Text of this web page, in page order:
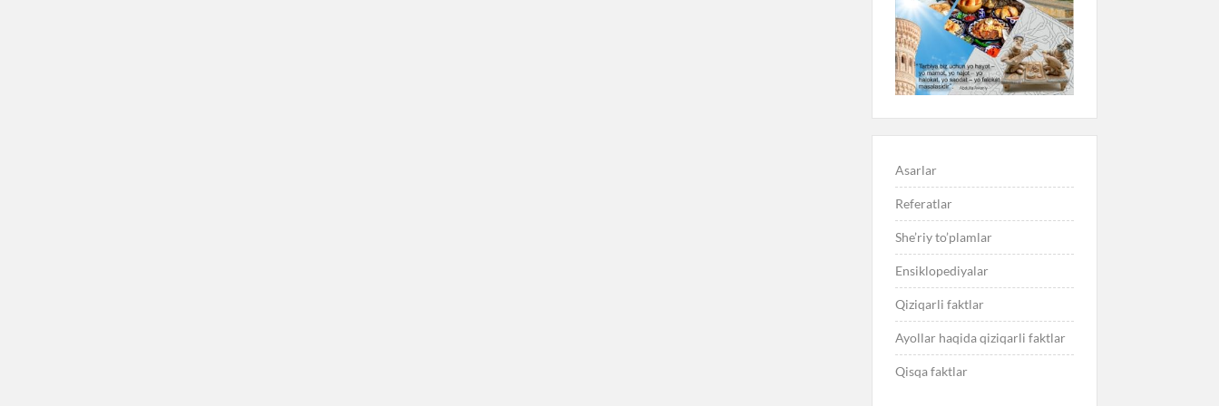
Asarlar
Referatlar
She’riy to’plamlar
Ensiklopediyalar
Qiziqarli faktlar
Ayollar haqida qiziqarli faktlar
Qisqa faktlar